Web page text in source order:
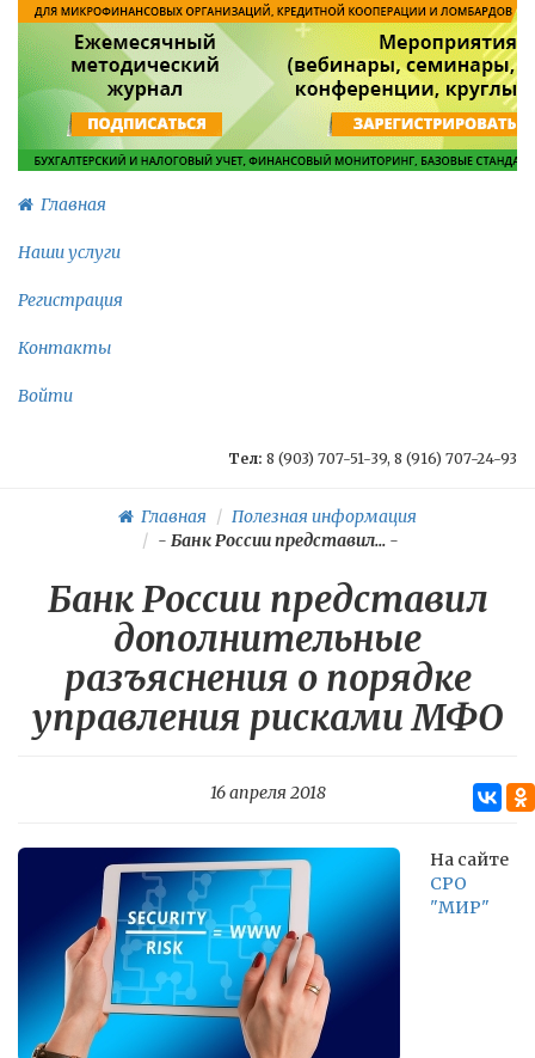
Главная
Наши услуги
Регистрация
Контакты
Войти
Тел: 8 (903) 707-51-39, 8 (916) 707-24-93
Главная
Полезная информация
- Банк России представил... -
Банк России представил
дополнительные
разъяснения о порядке
управления рисками МФО
16 апреля 2018
На сайте
СРО
"МИР"